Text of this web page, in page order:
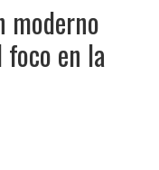
moderno
en la